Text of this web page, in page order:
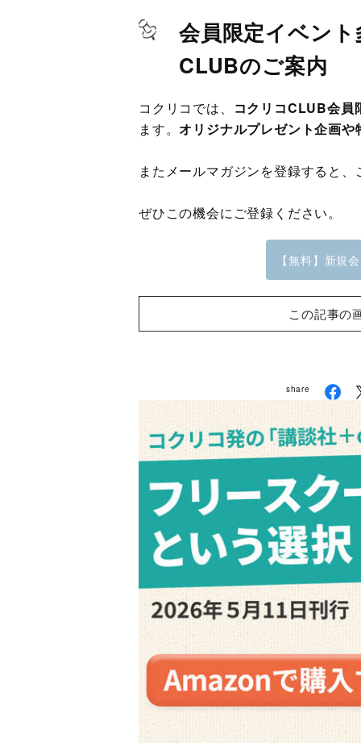
会員限定イベン
CLUBのご案内
コクリコでは、
コクリコCLUB会員
ます。 オリジナルプレゼント企画
またメールマガジンを登録すると
ぜひこの機会にご登録ください。
【無料】新規
この記事の
share